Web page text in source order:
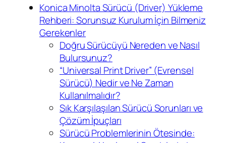
Konica Minolta Sürücü (Driver) Yükleme
Rehberi: Sorunsuz Kurulum İçin Bilmeniz
Gerekenler
Doğru Sürücüyü Nereden ve Nasıl
Bulursunuz?
“Universal Print Driver” (Evrensel
Sürücü) Nedir ve Ne Zaman
Kullanılmalıdır?
Sık Karşılaşılan Sürücü Sorunları ve
Çözüm İpuçları
Sürücü Problemlerinin Ötesinde: